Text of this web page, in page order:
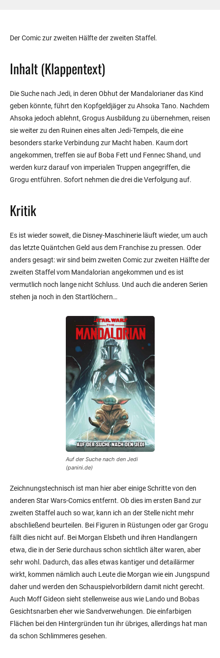
Der Comic zur zweiten Hälfte der zweiten Staffel.
Inhalt (Klappentext)
Die Suche nach Jedi, in deren Obhut der Mandalorianer das Kind
geben könnte, führt den Kopfgeldjäger zu Ahsoka Tano. Nachdem
Ahsoka jedoch ablehnt, Grogus Ausbildung zu übernehmen, reisen
sie weiter zu den Ruinen eines alten Jedi-Tempels, die eine
besonders starke Verbindung zur Macht haben. Kaum dort
angekommen, treffen sie auf Boba Fett und Fennec Shand, und
werden kurz darauf von imperialen Truppen angegriffen, die
Grogu entführen. Sofort nehmen die drei die Verfolgung auf.
Kritik
Es ist wieder soweit, die Disney-Maschinerie läuft wieder, um auch
das letzte Quäntchen Geld aus dem Franchise zu pressen. Oder
anders gesagt: wir sind beim zweiten Comic zur zweiten Hälfte der
zweiten Staffel vom Mandalorian angekommen und es ist
vermutlich noch lange nicht Schluss. Und auch die anderen Serien
stehen ja noch in den Startlöchern…
Auf der Suche nach den Jedi
(panini.de)
Zeichnungstechnisch ist man hier aber einige Schritte von den
anderen Star Wars-Comics entfernt. Ob dies im ersten Band zur
zweiten Staffel auch so war, kann ich an der Stelle nicht mehr
abschließend beurteilen. Bei Figuren in Rüstungen oder gar Grogu
fällt dies nicht auf. Bei Morgan Elsbeth und ihren Handlangern
etwa, die in der Serie durchaus schon sichtlich älter waren, aber
sehr wohl. Dadurch, das alles etwas kantiger und detailärmer
wirkt, kommen nämlich auch Leute die Morgan wie ein Jungspund
daher und werden den Schauspielvorbildern damit nicht gerecht.
Auch Moff Gideon sieht stellenweise aus wie Lando und Bobas
Gesichtsnarben eher wie Sandverwehungen. Die einfarbigen
Flächen bei den Hintergründen tun ihr übriges, allerdings hat man
da schon Schlimmeres gesehen.